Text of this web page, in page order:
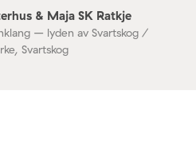
& Maja SK Ratkje
– lyden av Svartskog /
Svartskog